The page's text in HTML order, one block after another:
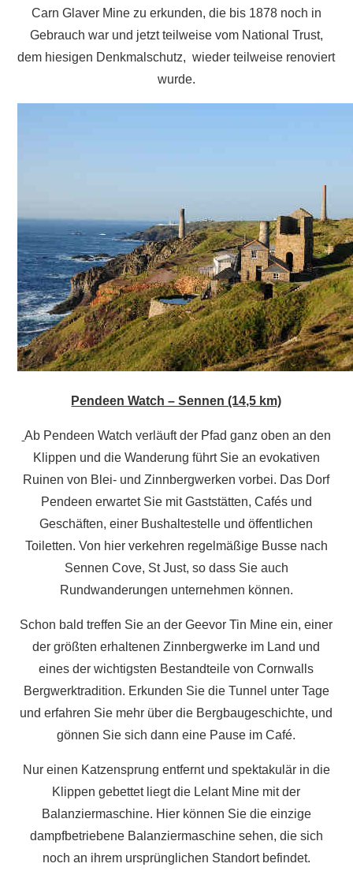
Carn Glaver Mine zu erkunden, die bis 1878 noch in
Gebrauch war und jetzt teilweise vom National Trust,
dem hiesigen Denkmalschutz, wieder teilweise renoviert
wurde.
Pendeen Watch – Sennen (14,5 km)
Ab Pendeen Watch verläuft der Pfad ganz oben an den
Klippen und die Wanderung führt Sie an evokativen
Ruinen von Blei- und Zinnbergwerken vorbei. Das Dorf
Pendeen erwartet Sie mit Gaststätten, Cafés und
Geschäften, einer Bushaltestelle und öffentlichen
Toiletten. Von hier verkehren regelmäßige Busse nach
Sennen Cove, St Just, so dass Sie auch
Rundwanderungen unternehmen können.
Schon bald treffen Sie an der Geevor Tin Mine ein, einer
der größten erhaltenen Zinnbergwerke im Land und
eines der wichtigsten Bestandteile von Cornwalls
Bergwerktradition. Erkunden Sie die Tunnel unter Tage
und erfahren Sie mehr über die Bergbaugeschichte, und
gönnen Sie sich dann eine Pause im Café.
Nur einen Katzensprung entfernt und spektakulär in die
Klippen gebettet liegt die Lelant Mine mit der
Balanziermaschine. Hier können Sie die einzige
dampfbetriebene Balanziermaschine sehen, die sich
noch an ihrem ursprünglichen Standort befindet.